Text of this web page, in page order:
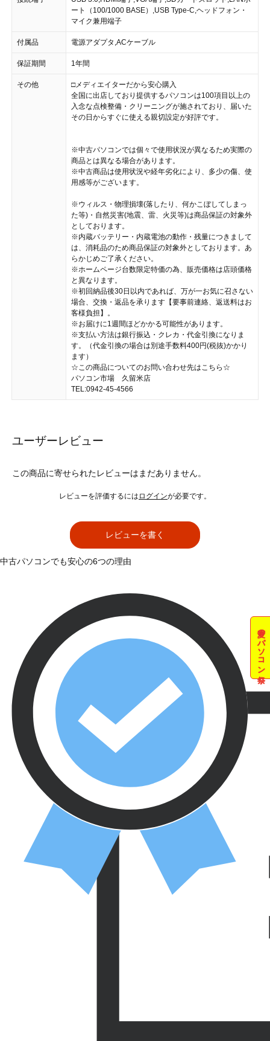
ート（100/1000 BASE）,USB Type-C,ヘッドフォン・
マイク兼用端子
付属品 電源アダプタ,ACケーブル
保証期間 1年間
その他
□メディエイターだから安心購入
全国に出店しており提供するパソコンは100項目以上の
入念な点検整備・クリーニングが施されており、届いた
その日からすぐに使える親切設定が好評です。
※中古パソコンでは個々で使用状況が異なるため実際の
商品とは異なる場合があります。
※中古商品は使用状況や経年劣化により、多少の傷、使
用感等がございます。
※ウィルス・物理損壊(落したり、何かこぼしてしまっ
た等)・自然災害(地震、雷、火災等)は商品保証の対象外
としております。
※内蔵バッテリー・内蔵電池の動作・残量につきまして
は、消耗品のため商品保証の対象外としております。あ
らかじめご了承ください。
※ホームページ台数限定特価の為、販売価格は店頭価格
と異なります。
※初回納品後30日以内であれば、万が一お気に召さない
場合、交換・返品を承ります【要事前連絡、返送料はお
客様負担】。
※お届けに1週間ほどかかる可能性があります。
※支払い方法は銀行振込・クレカ・代金引換になりま
す。（代金引換の場合は別途手数料400円(税抜)かかり
ます）
☆この商品についてのお問い合わせ先はこちら☆
パソコン市場 久留米店
TEL:0942-45-4566
ユーザーレビュー
この商品に寄せられたレビューはまだありません。
レビューを評価するには ログインが必要です。
レビューを書く
夏のパソコン祭
中古パソコンでも安心の6つの理由